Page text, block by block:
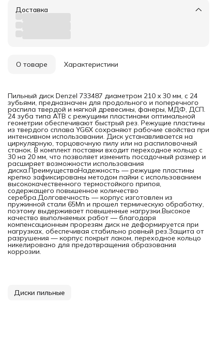
Доставка
О товаре Характеристики
Пильный диск Denzel 733487 диаметром 210 x 30 мм, с 24
зубьями, предназначен для продольного и поперечного
распила твердой и мягкой древесины, фанеры, МДФ, ДСП.
24 зуба типа ATB с режущими пластинами оптимальной
геометрии обеспечивают быстрый рез. Режущие пластины
из твердого сплава YG6X сохраняют рабочие свойства при
интенсивном использовании. Диск устанавливается на
циркулярную, торцовочную пилу или на распиловочный
станок. В комплект поставки входит переходное кольцо с
30 на 20 мм, что позволяет изменить посадочный размер и
расширяет возможности использования
диска.ПреимуществаНадежность — режущие пластины
крепко зафиксированы методом пайки с использованием
высококачественного термостойкого припоя,
содержащего повышенное количество
серебра.Долговечность — корпус изготовлен из
пружинной стали 65Mn и прошел термическую обработку,
поэтому выдерживает повышенные нагрузки.Высокое
качество выполняемых работ — благодаря
компенсационным прорезям диск не деформируется при
нагрузках, обеспечивая стабильно ровный рез.Защита от
разрушения — корпус покрыт лаком, переходное кольцо
никелировано для предотвращения образования
коррозии.
Диски пильные